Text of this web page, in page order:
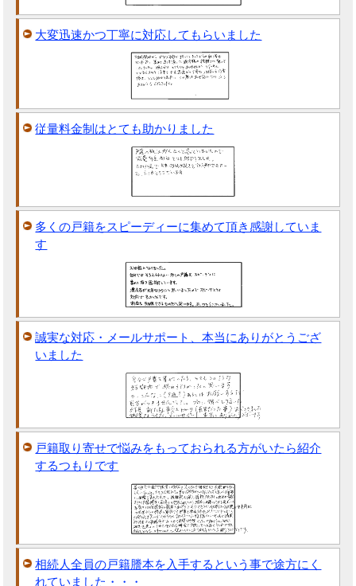
大変迅速かつ丁寧に対応してもらいました
従量料金制はとても助かりました
多くの戸籍をスピーディーに集めて頂き感謝していま
す
誠実な対応・メールサポート、本当にありがとうござ
いました
戸籍取り寄せで悩みをもっておられる方がいたら紹介
するつもりです
相続人全員の戸籍謄本を入手するという事で途方にく
れていました・・・